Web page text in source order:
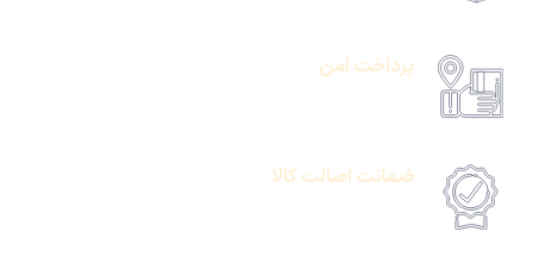
پرداخت امن
ضمانت اصالت کالا